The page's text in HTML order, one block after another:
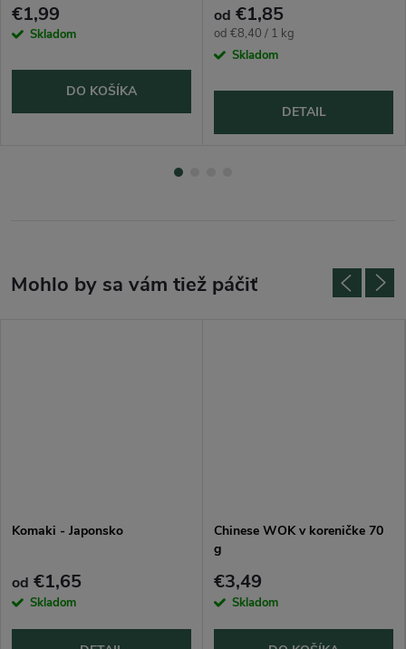
€1,99
Skladom
DO KOŠÍKA
od €1,85
Jednotková
cena:
od €8,40 / 1 kg
Skladom
DETAIL
Komaki - Japonsko
od €1,65
Skladom
Chinese WOK v koreničke 70
g
€3,49
Skladom